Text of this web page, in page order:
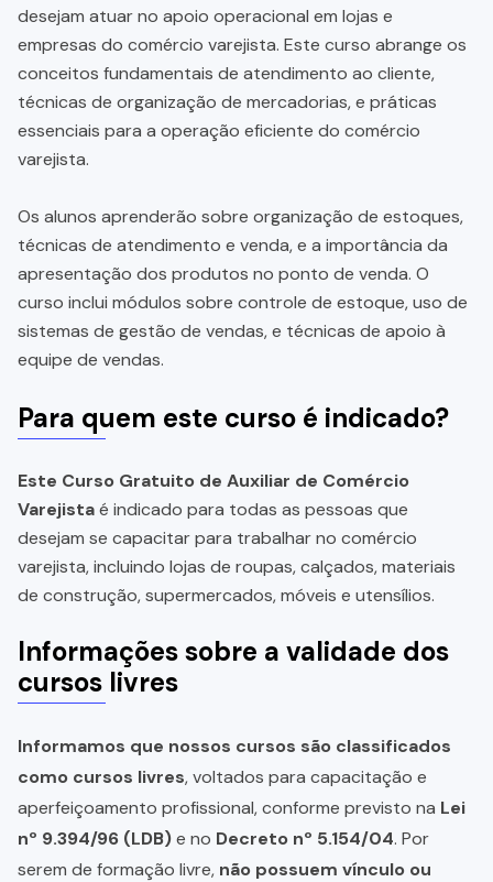
desejam atuar no apoio operacional em lojas e
empresas do comércio varejista. Este curso abrange os
conceitos fundamentais de atendimento ao cliente,
técnicas de organização de mercadorias, e práticas
essenciais para a operação eficiente do comércio
varejista.
Os alunos aprenderão sobre organização de estoques,
técnicas de atendimento e venda, e a importância da
apresentação dos produtos no ponto de venda. O
curso inclui módulos sobre controle de estoque, uso de
sistemas de gestão de vendas, e técnicas de apoio à
equipe de vendas.
Para quem este curso é indicado?
Este Curso Gratuito de Auxiliar de Comércio
Varejistaé indicado para todas as pessoas que
desejam se capacitar para trabalhar no comércio
varejista, incluindo lojas de roupas, calçados, materiais
de construção, supermercados, móveis e utensílios.
Informações sobre a validade dos
cursos livres
Informamos que nossos cursos são classificados
como cursos livres, voltados para capacitação e
aperfeiçoamento profissional, conforme previsto na Lei
nº 9.394/96 (LDB)e no Decreto nº 5.154/04. Por
serem de formação livre, não possuem vínculo ou